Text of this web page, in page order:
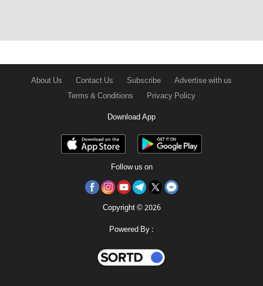
About Us Contact Us Subscribe
Advertise with us
Terms & Conditions
Privacy Policy
Download App
Follow us on
Copyright © 2026
Powered By :